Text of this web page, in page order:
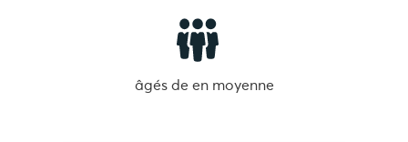
âgés de en moyenne